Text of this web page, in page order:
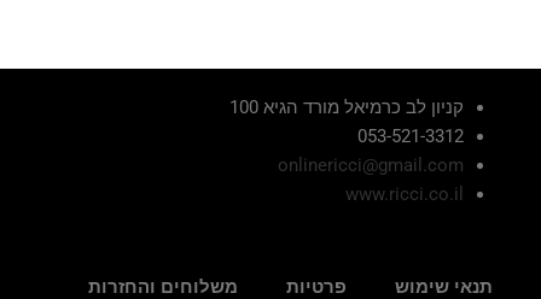
קניון לב כרמיאל מורד הגיא 100
053-521-3312
onlinericci@gmail.com
www.ricci.co.il
תנאי שימוש פרטיות משלוחים והחזרות